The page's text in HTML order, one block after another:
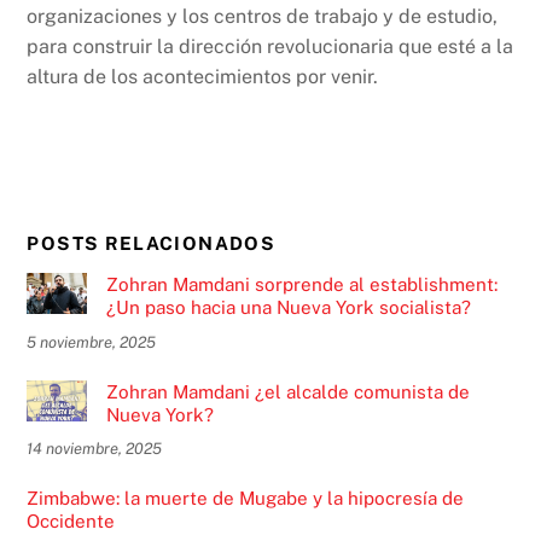
organizaciones y los centros de trabajo y de estudio,
para construir la dirección revolucionaria que esté a la
altura de los acontecimientos por venir.
POSTS RELACIONADOS
Zohran Mamdani sorprende al establishment:
¿Un paso hacia una Nueva York socialista?
5 noviembre, 2025
Zohran Mamdani ¿el alcalde comunista de
Nueva York?
14 noviembre, 2025
Zimbabwe: la muerte de Mugabe y la hipocresía de
Occidente